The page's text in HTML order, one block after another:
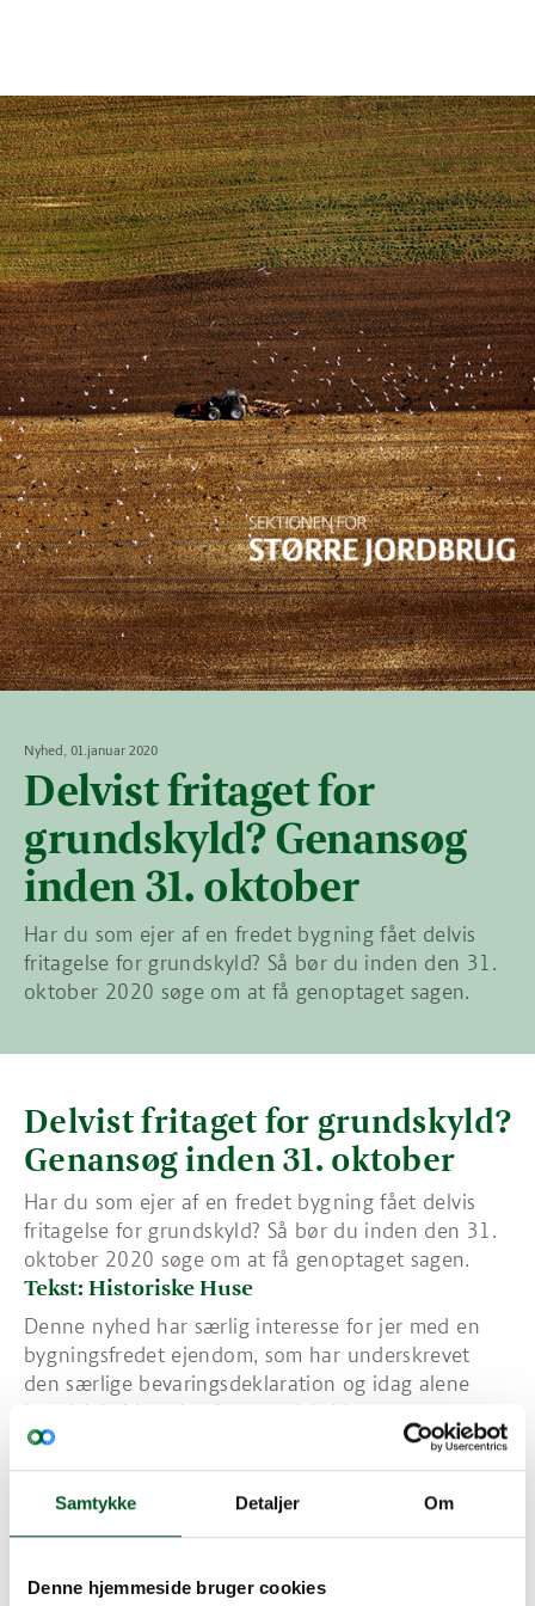
Samtykke Detaljer Om
Denne hjemmeside bruger cookies
Nyhed, 01.januar 2020
Delvist fritaget for
grundskyld? Genansøg
inden 31. oktober
Har du som ejer af en fredet bygning fået delvis
fritagelse for grundskyld? Så bør du inden den 31.
oktober 2020 søge om at få genoptaget sagen.
Delvist fritaget for grundskyld?
Genansøg inden 31. oktober
Har du som ejer af en fredet bygning fået delvis
fritagelse for grundskyld? Så bør du inden den 31.
oktober 2020 søge om at få genoptaget sagen.
Tekst: Historiske Huse
Denne nyhed har særlig interesse for jer med en
bygningsfredet ejendom, som har underskrevet
den særlige bevaringsdeklaration og idag alene
har delvis fritagelse for grundskyld.
Nedenfor har Historiske Huse lavet et notat.
Essensen af notatet er, at det er vigtigt, at dem,
der af den ene eller anden grund kun har fået
2020. Hvis man får medhold, vil der også skulle